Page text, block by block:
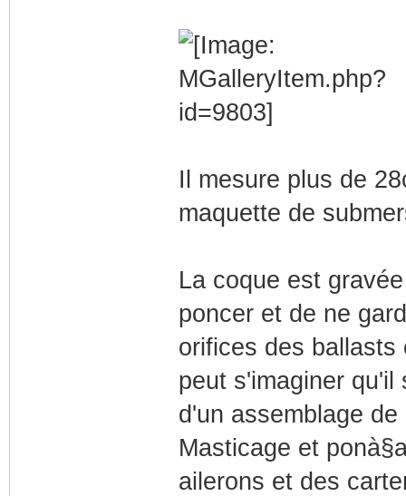
Il mesure plus de
maquette de
La coque est
poncer et de ne
orifices des
peut s'imaginer qu'il
d'un assemblage
Masticage et
ailerons et des